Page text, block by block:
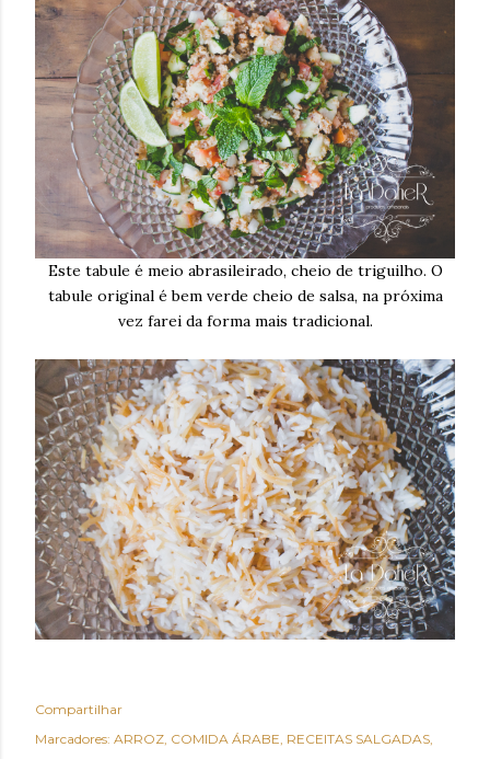
Este tabule é meio abrasileirado, cheio de triguilho. O
tabule original é bem verde cheio de salsa, na próxima
vez farei da forma mais tradicional.
Compartilhar
Marcadores: ARROZ COMIDA ÁRABE RECEITAS SALGADAS